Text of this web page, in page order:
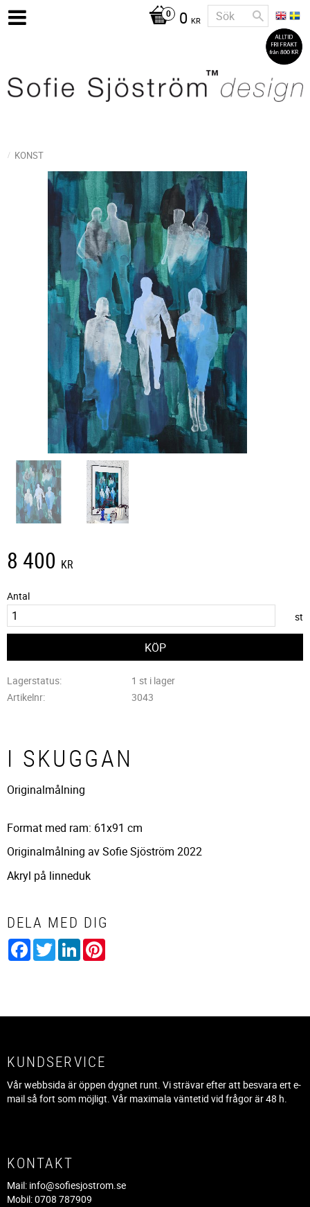
0 KR
KONST
8 400 KR
Antal
st
Lagerstatus
1 st i lager
Artikelnr
3043
I SKUGGAN
Originalmålning
Format med ram: 61x91 cm
Originalmålning av Sofie Sjöström 2022
Akryl på linneduk
DELA MED DIG
Facebook
TwitterLinkedIn
KUNDSERVICE
Vår webbsida är öppen dygnet runt. Vi strävar efter att besvara ert e-
mail så fort som möjligt. Vår maximala väntetid vid frågor är 48 h.
KONTAKT
Mail: info@sofiesjostrom.se
Mobil: 0708 787909